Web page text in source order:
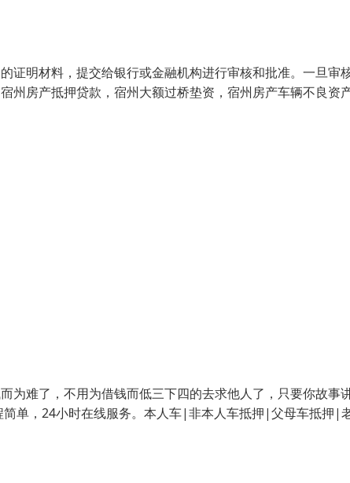
证明材料，提交给银行或金融机构进行审核和批准。一旦审
州房产抵押贷款，宿州大额过桥垫资，宿州房产车辆不良资
为难了，不用为借钱而低三下四的去求他人了，只要你故事
单，24小时在线服务。本人车|非本人车抵押|父母车抵押|